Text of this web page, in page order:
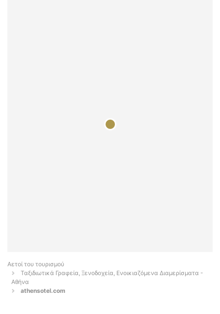
Αετοί του τουρισμού
Ταξιδιωτικά Γραφεία, Ξενοδοχεία, Ενοικιαζόμενα Διαμερίσματα -
Αθήνα
athensotel.com